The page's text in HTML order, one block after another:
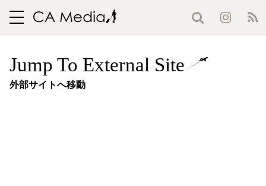
toggle
Jump To External Site
外部サイトへ移動